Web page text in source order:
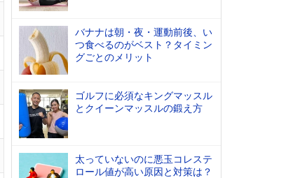
バナナは朝・夜・運動前後、い
つ食べるのがベスト？タイミン
グごとのメリット
ゴルフに必須なキングマッスル
とクイーンマッスルの鍛え方
太っていないのに悪玉コレステ
ロール値が高い原因と対策は？